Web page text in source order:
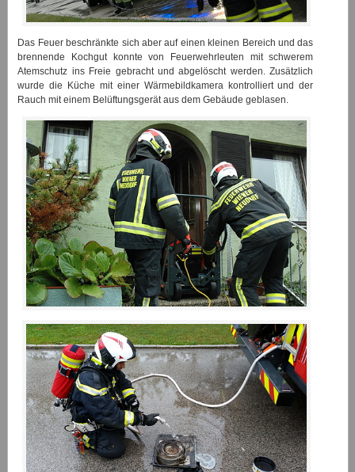
Das Feuer beschränkte sich aber auf einen kleinen Bereich und das
brennende Kochgut konnte von Feuerwehrleuten mit schwerem
Atemschutz ins Freie gebracht und abgelöscht werden. Zusätzlich
wurde die Küche mit einer Wärmebildkamera kontrolliert und der
Rauch mit einem Belüftungsgerät aus dem Gebäude geblasen.